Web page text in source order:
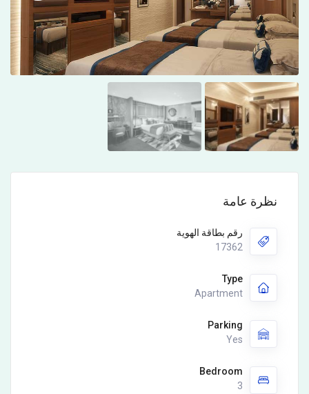
نظرة عامة
رقم بطاقة الهوية
17362
Type
Apartment
Parking
Yes
Bedroom
3